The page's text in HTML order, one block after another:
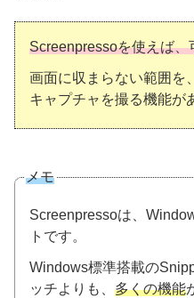
Screenpressoを使えば、
画面に収まらない範囲を
キャプチャを撮る機能が
メモ
Screenpressoは、
トです。
Windows標準搭載の
ッチよりも、 多くの機能